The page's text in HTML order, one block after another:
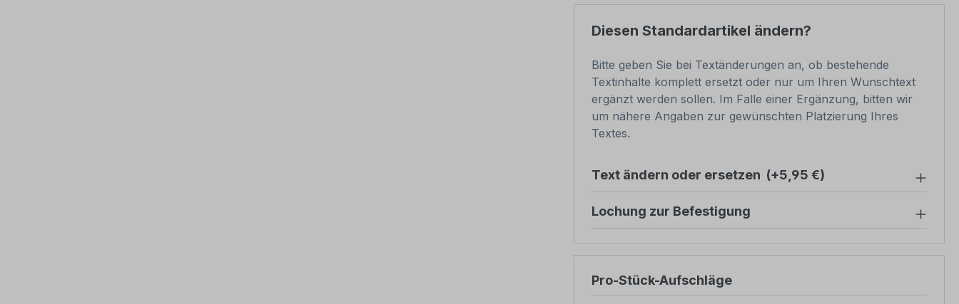
Diesen Standardartikel ändern?
Bitte geben Sie bei Textänderungen an, ob bestehende
Textinhalte komplett ersetzt oder nur um Ihren Wunschtext
ergänzt werden sollen. Im Falle einer Ergänzung, bitten wir
um nähere Angaben zur gewünschten Platzierung Ihres
Textes.
Text ändern oder ersetzen (+5,95 €)
Lochung zur Befestigung
Pro-Stück-Aufschläge